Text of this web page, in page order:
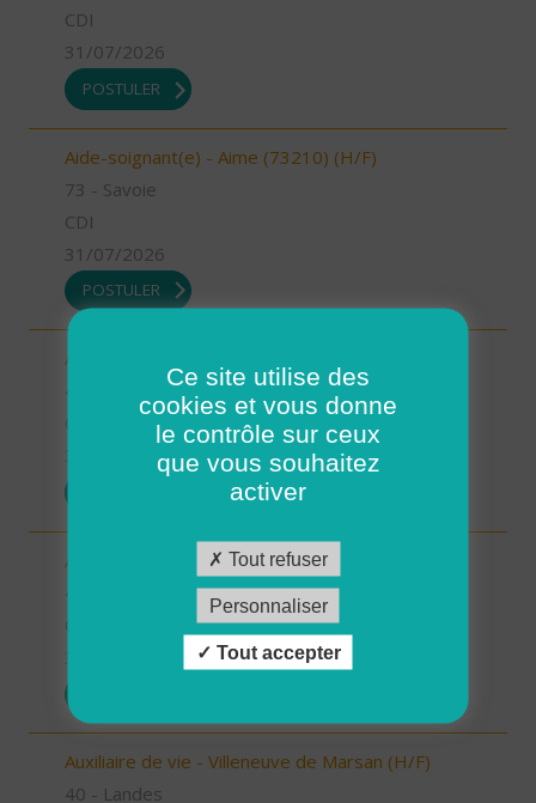
CDI
31/07/2026
POSTULER
Aide-soignant(e) - Aime (73210) (H/F)
73 - Savoie
CDI
31/07/2026
POSTULER
Auxiliaire de vie - Mimizan (H/F)
31/07/2026
Auxiliaire de vie - Labouheyre (H/F)
Auxiliaire de vie - Villeneuve de Marsan (H/F)
40 - Landes
Ce site utilise des
cookies et vous donne
le contrôle sur ceux
que vous souhaitez
activer
Tout refuser
Personnaliser
Tout accepter